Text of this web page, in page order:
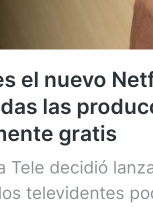
el nuevo
las
gratis
Tele decidió
televidentes